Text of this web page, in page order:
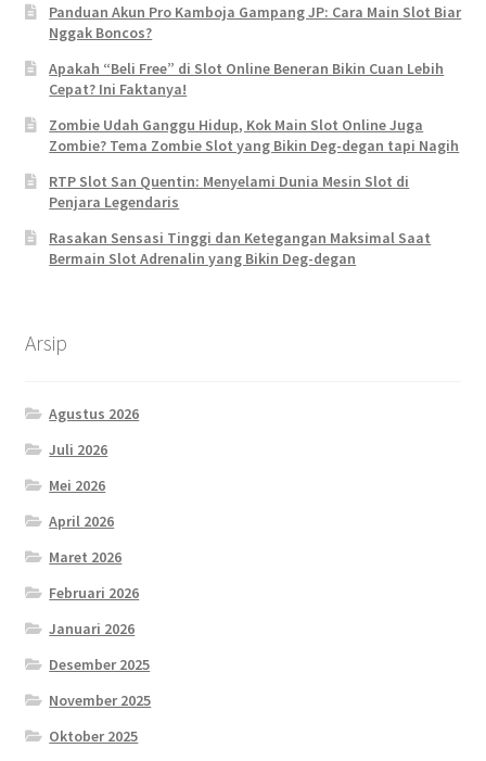
Panduan Akun Pro Kamboja Gampang JP: Cara Main Slot Biar
Nggak Boncos?
Apakah “Beli Free” di Slot Online Beneran Bikin Cuan Lebih
Cepat? Ini Faktanya!
Zombie Udah Ganggu Hidup, Kok Main Slot Online Juga
Zombie? Tema Zombie Slot yang Bikin Deg-degan tapi Nagih
RTP Slot San Quentin: Menyelami Dunia Mesin Slot di
Penjara Legendaris
Rasakan Sensasi Tinggi dan Ketegangan Maksimal Saat
Bermain Slot Adrenalin yang Bikin Deg-degan
Arsip
Agustus 2026
Juli 2026
Mei 2026
April 2026
Maret 2026
Februari 2026
Januari 2026
Desember 2025
November 2025
Oktober 2025